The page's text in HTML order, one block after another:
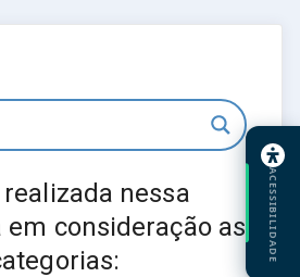
nessa
em consideração as
ACESSIBILIDADE